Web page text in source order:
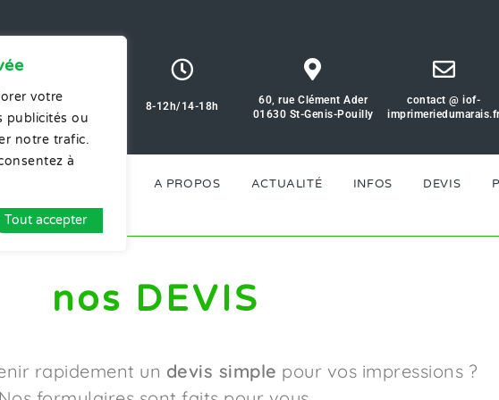
votre
publicités ou
notre trafic.
à
Tout accepter
8-12h/14-18h
60, rue Clément Ader
01630 St-Genis-Pouilly
contact @ iof-
A PROPOS ACTUALITÉ INFOS DEVIS
nos DEVIS
rapidement un devis simple pour vos impressions ?